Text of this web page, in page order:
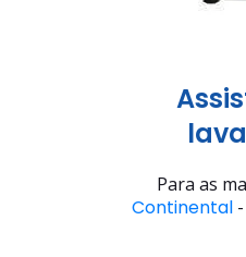
Para as
Continental -